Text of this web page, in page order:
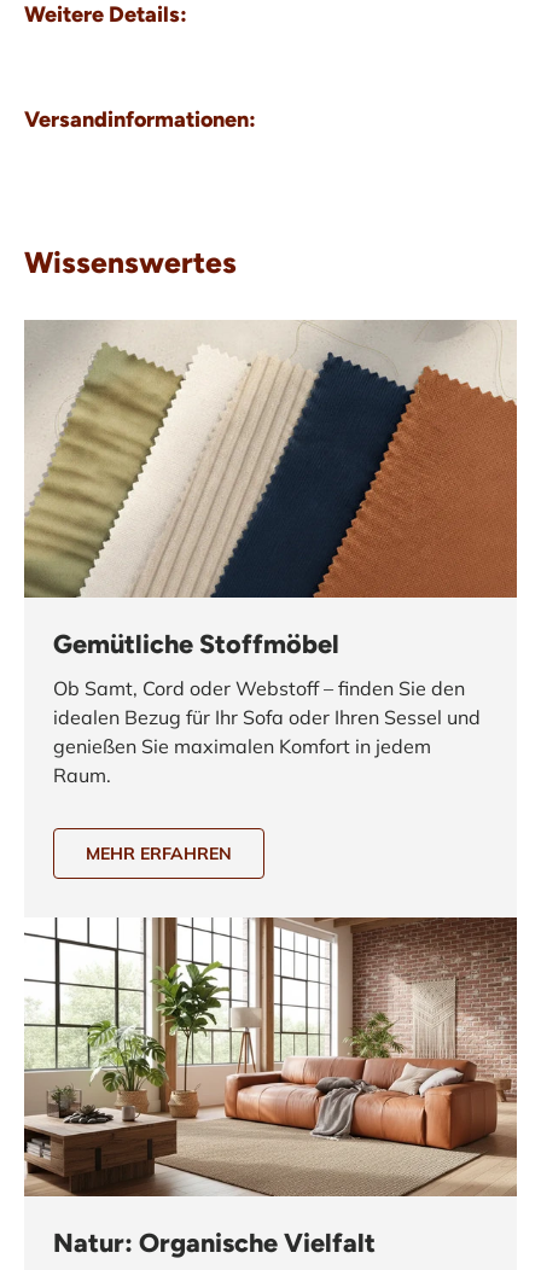
Weitere Details:
Versandinformationen:
Wissenswertes
Gemütliche Stoffmöbel
Ob Samt, Cord oder Webstoff – finden Sie den
idealen Bezug für Ihr Sofa oder Ihren Sessel und
genießen Sie maximalen Komfort in jedem
Raum.
MEHR ERFAHREN
Natur: Organische Vielfalt